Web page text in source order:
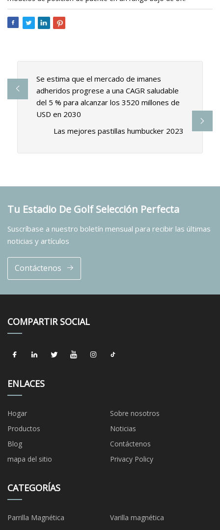
Se estima que el mercado de imanes
adheridos progrese a una CAGR saludable
del 5 % para alcanzar los 3520 millones de
USD en 2030
Las mejores pastillas humbucker 2023
Tu Estadio De Golf Selección Perfecta
Suscríbase a nuestro boletín mensual para recibir las últimas
noticias y artículos
Contáctenos
COMPARTIR SOCIAL
ENLACES
Hogar
Sobre nosotros
Productos
Noticias
Blog
Contáctenos
mapa del sitio
Privacy Policy
CATEGORÍAS
Parrilla Magnética
Varilla magnética